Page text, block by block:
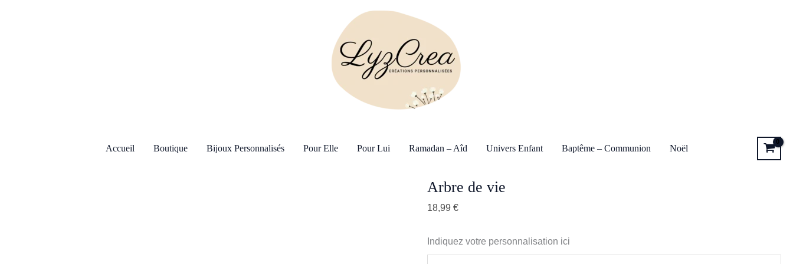
Accueil Boutique Bijoux Personnalisés Pour Elle Pour Lui Ramadan – Aîd Univers Enfant Baptême – Communion Noël
Arbre de vie
18,99€
Indiquez votre personnalisation ici